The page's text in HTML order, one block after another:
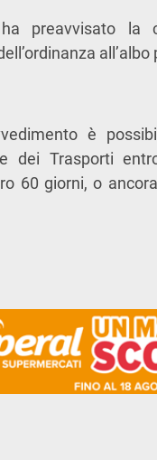
preavvisato la
è
dei Trasporti
60 giorni, o